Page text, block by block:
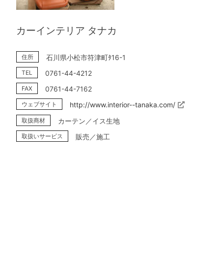
カーインテリア タナカ
住所 石川県小松市符津町ﾀ16-1
TEL 0761-44-4212
FAX 0761-44-7162
ウェブサイト http://www.interior--tanaka.com/
取扱商材 カーテン／イス生地
取扱いサービス 販売／施工